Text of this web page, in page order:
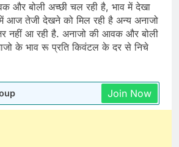
और बोली अच्छी चल रही है, भाव में देखा
आज तेजी देखने को मिल रही है अन्य अनाजो
नहीं आ रही है. अनाजो की आवक और बोली
के भाव रू प्रति किवंटल के दर से निचे
Join Now